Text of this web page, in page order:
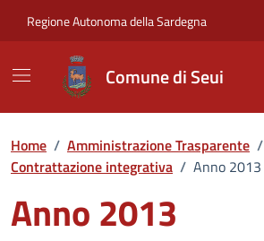
Regione Autonoma della Sardegna
Comune di Seui
Home / Amministrazione Trasparente /
Contrattazione integrativa / Anno 2013
Anno 2013